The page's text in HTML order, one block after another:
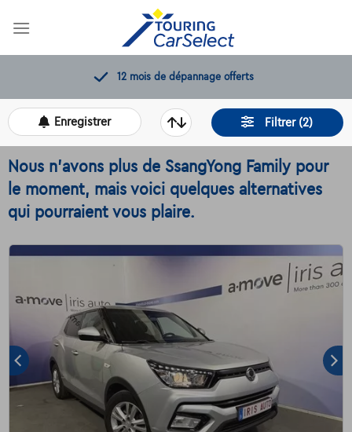
11.000+
Filtrer (2)
Enregistrer
Nous n'avons plus de SsangYong Family pour
le moment, mais voici quelques alternatives
qui pourraient vous plaire.